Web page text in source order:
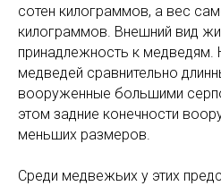
сотен килограммов, а вес
килограммов. Внешний вид
принадлежность к медведям.
медведей сравнительно
вооруженные большими
этом задние конечности
меньших размеров.
Среди медвежьих у этих